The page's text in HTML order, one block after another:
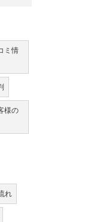
ミ情
様の
れ